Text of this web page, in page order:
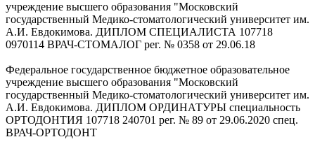
учреждение высшего образования "Московский
государственный Медико-стоматологический университет им.
А.И. Евдокимова. ДИПЛОМ СПЕЦИАЛИСТА 107718
0970114 ВРАЧ-СТОМАЛОГ рег. № 0358 от 29.06.18
Федеральное государственное бюджетное образовательное
учреждение высшего образования "Московский
государственный Медико-стоматологический университет им.
А.И. Евдокимова. ДИПЛОМ ОРДИНАТУРЫ специальность
ОРТОДОНТИЯ 107718 240701 рег. № 89 от 29.06.2020 спец.
ВРАЧ-ОРТОДОНТ